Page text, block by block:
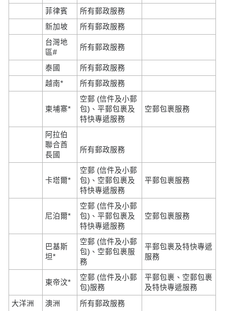
菲律賓
所有郵政服務
新加坡
所有郵政服務
台灣地
區#
所有郵政服務
泰國
所有郵政服務
越南*
所有郵政服務
柬埔寨*
空郵 (信件及小郵
包)、平郵包裹及
特快專遞服務
空郵包裹服務
阿拉伯
聯合酋
長國
所有郵政服務
卡塔爾*
空郵 (信件及小郵
包)、空郵包裹及
特快專遞服務
平郵包裹服務
尼泊爾*
空郵 (信件及小郵
包)、平郵包裹及
特快專遞服務
空郵包裹服務
巴基斯
坦*
空郵 (信件及小郵
包)、空郵包裹服
務
平郵包裹及特快專遞
服務
東帝汶*
空郵 (信件及小郵
包)服務
平郵包裹、空郵包裹
及特快專遞服務
大洋洲
澳洲 所有郵政服務